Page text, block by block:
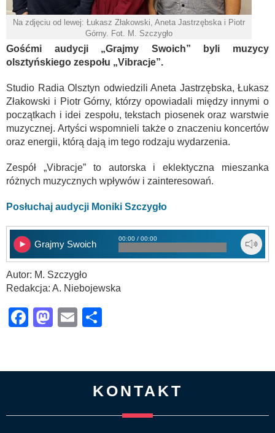
Na zdjęciu od lewej: Łukasz Złakowski, Aneta Jastrzębska i Piotr
Górny. Fot. M. Szczygło
Gośćmi audycji „Grajmy Swoich” byli muzycy
olsztyńskiego zespołu „Vibracje”.
Studio Radia Olsztyn odwiedzili Aneta Jastrzębska, Łukasz
Złakowski i Piotr Górny, którzy opowiadali między innymi o
początkach i idei zespołu, tekstach piosenek oraz warstwie
muzycznej. Artyści wspomnieli także o znaczeniu koncertów
oraz energii, którą dają im tego rodzaju wydarzenia.
Zespół „Vibracje” to autorska i eklektyczna mieszanka
różnych muzycznych wpływów i zainteresowań.
Posłuchaj audycji Moniki Szczygło
Grajmy Swoich
00:00 / 00:00
Autor: M. Szczygło
Redakcja: A. Niebojewska
Facebook
Mastodon
Email
KONTAKT